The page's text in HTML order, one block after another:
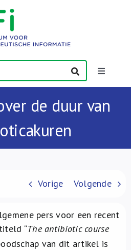
Toggle
de duur van
Vorige Volgende
pers voor een recent
“The antibiotic course
van dit artikel is